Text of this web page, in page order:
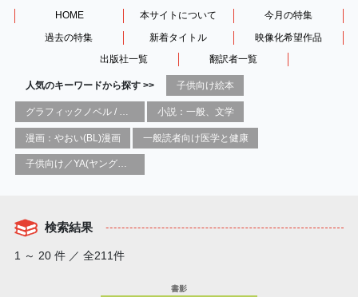
HOME 本サイトについて
今月の特集
過去の特集
新着タイトル
映像化希望作品
出版社一覧
翻訳者一覧
人気のキーワードから探す >> 子供向け絵本
小説：一般、文学
漫画：やおい(BL)漫画 一般読者向け医学と健康
子供向け／YA(ヤングアダルト)向け一般：芸術&芸術家
検索結果
1 ～ 20 件 ／ 全211件